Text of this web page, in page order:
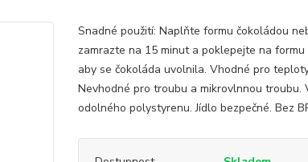
Snadné použití: Naplňte formu čokoládou
zamrazte na 15 minut a poklepejte na
aby se čokoláda uvolnila. Vhodné pro
Nevhodné pro troubu a mikrovlnnou troubu.
odolného polystyrenu. Jídlo bezpečné. Bez